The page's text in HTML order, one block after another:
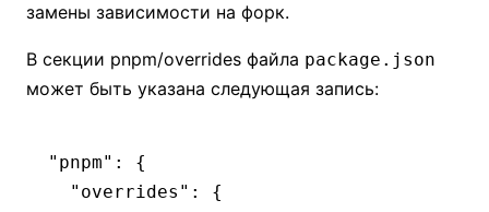
замены зависимости на форк.
В секции pnpm/overrides файла package.json
может быть указана следующая запись:
"pnpm" : {
  "overrides"
:
{